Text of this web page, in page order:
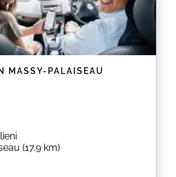
MASSY-PALAISEAU
(17.9 km)